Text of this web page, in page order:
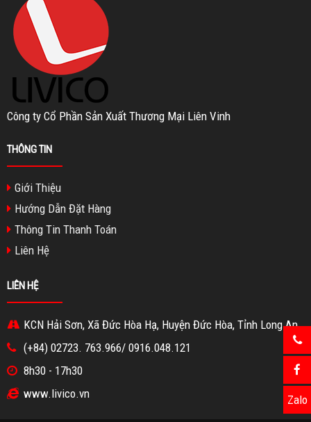
Công ty Cổ Phần Sản Xuất Thương Mại Liên Vinh
THÔNG TIN
Giới Thiệu
Hướng Dẫn Đặt Hàng
Thông Tin Thanh Toán
Liên Hệ
LIÊN HỆ
KCN Hải Sơn, Xã Đức Hòa Hạ, Huyện Đức Hòa, Tỉnh Long An
(+84) 02723. 763.966/ 0916.048.121
8h30 - 17h30
www.livico.vn
Zalo